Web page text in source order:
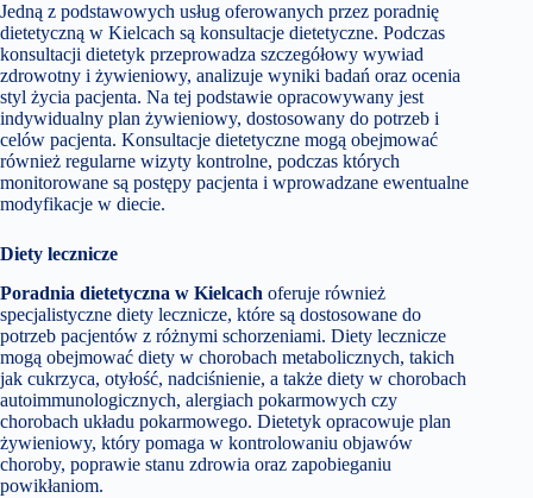
Jedną z podstawowych usług oferowanych przez poradnię
dietetyczną w Kielcach są konsultacje dietetyczne. Podczas
konsultacji dietetyk przeprowadza szczegółowy wywiad
zdrowotny i żywieniowy, analizuje wyniki badań oraz ocenia
styl życia pacjenta. Na tej podstawie opracowywany jest
indywidualny plan żywieniowy, dostosowany do potrzeb i
celów pacjenta. Konsultacje dietetyczne mogą obejmować
również regularne wizyty kontrolne, podczas których
monitorowane są postępy pacjenta i wprowadzane ewentualne
modyfikacje w diecie.
Diety lecznicze
Poradnia dietetyczna w Kielcach oferuje również
specjalistyczne diety lecznicze, które są dostosowane do
potrzeb pacjentów z różnymi schorzeniami. Diety lecznicze
mogą obejmować diety w chorobach metabolicznych, takich
jak cukrzyca, otyłość, nadciśnienie, a także diety w chorobach
autoimmunologicznych, alergiach pokarmowych czy
chorobach układu pokarmowego. Dietetyk opracowuje plan
żywieniowy, który pomaga w kontrolowaniu objawów
choroby, poprawie stanu zdrowia oraz zapobieganiu
powikłaniom.